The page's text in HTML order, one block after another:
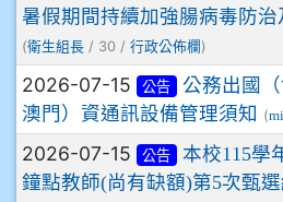
暑假期間持續加強腸病毒防
(衛生組長 / 30 / 行政公佈欄 )
2026-07-15 公告
公務出國
澳門）資通訊設備管理須知 (
2026-07-15 公告
本校115學
鐘點教師(尚有缺額)第5次甄